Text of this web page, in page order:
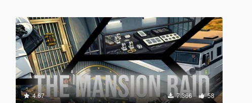
4.67 7.366 58